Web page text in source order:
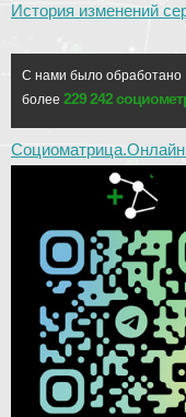
История изменений
С нами было обработано
более 229 242
Социоматрица.Онлайн